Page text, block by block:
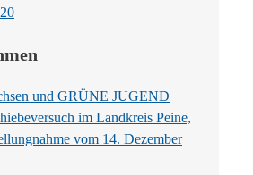
und GRÜNE JUGEND
im Landkreis Peine,
vom 14. Dezember